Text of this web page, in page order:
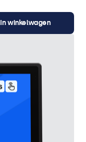
In winkelwagen